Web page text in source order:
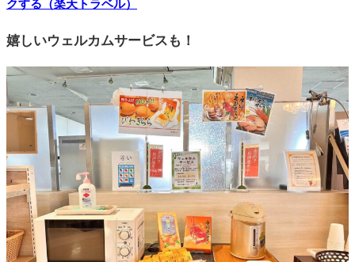
クする（楽天トラベル）
嬉しいウェルカムサービスも！